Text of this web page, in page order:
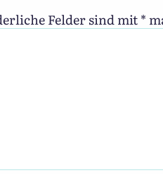
Felder sind mit*